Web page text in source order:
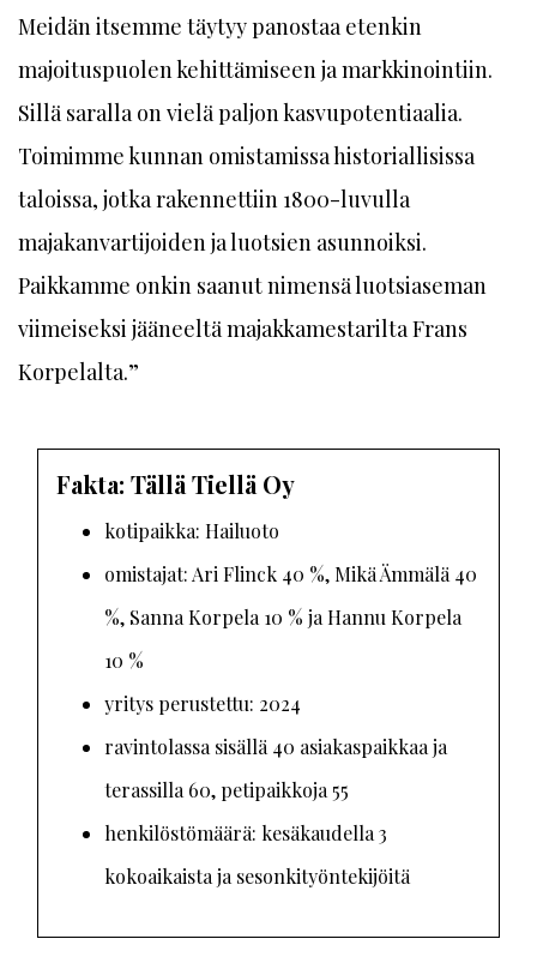
Meidän itsemme täytyy panostaa etenkin
majoituspuolen kehittämiseen ja markkinointiin.
Sillä saralla on vielä paljon kasvupotentiaalia.
Toimimme kunnan omistamissa historiallisissa
taloissa, jotka rakennettiin 1800-luvulla
majakanvartijoiden ja luotsien asunnoiksi.
Paikkamme onkin saanut nimensä luotsiaseman
viimeiseksi jääneeltä majakkamestarilta Frans
Korpelalta.”
Fakta: Tällä Tiellä Oy
kotipaikka: Hailuoto
omistajat: Ari Flinck 40 %, Mikä Ämmälä 40
%, Sanna Korpela 10 % ja Hannu Korpela
10 %
yritys perustettu: 2024
ravintolassa sisällä 40 asiakaspaikkaa ja
terassilla 60, petipaikkoja 55
henkilöstömäärä: kesäkaudella 3
kokoaikaista ja sesonkityöntekijöitä